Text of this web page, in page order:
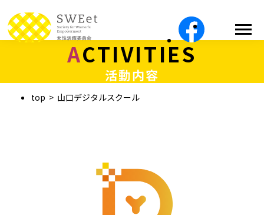
ACTIVITIES
活動内容
top 山口デジタルスクール